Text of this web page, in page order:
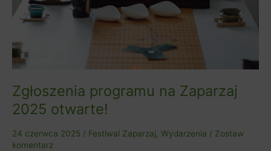
Zgłoszenia programu na Zaparzaj
2025 otwarte!
24 czerwca 2025 / Festiwal Zaparzaj, Wydarzenia / Zostaw
komentarz